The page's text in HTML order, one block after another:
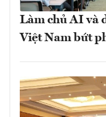
Làm chủ AI và
Việt Nam bứt